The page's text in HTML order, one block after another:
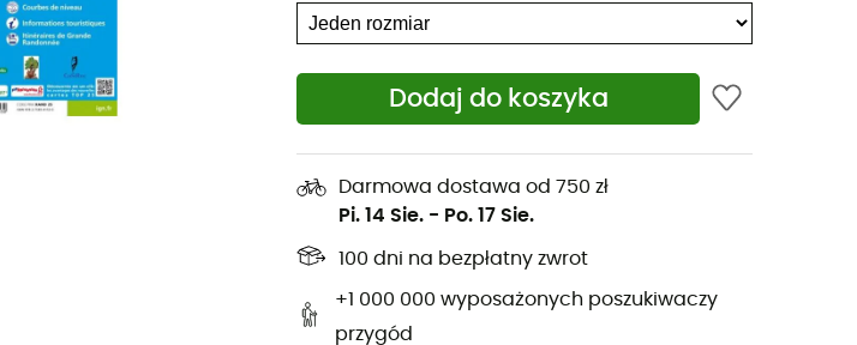
Dodaj do koszyka
Darmowa dostawa od 750 zł
Pi. 14 Sie. - Po. 17 Sie.
100 dni na bezpłatny zwrot
+1 000 000 wyposażonych poszukiwaczy
przygód